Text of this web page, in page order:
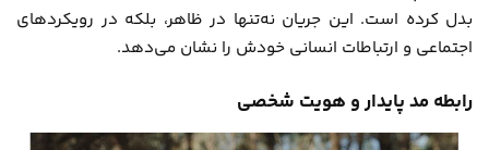
بدل کرده است. این جریان نه‌تنها در ظاهر، بلکه در رویکردهای
اجتماعی و ارتباطات انسانی خودش را نشان می‌دهد.
رابطه مد پایدار و هویت شخصی